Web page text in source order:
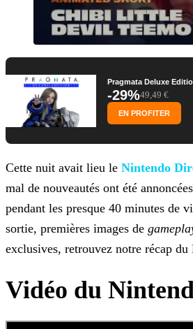
Pragmata Deluxe
-29%49,49 €
EN PROFITER
Cette nuit avait lieu le Nintendo
mal de nouveautés ont été
pendant les presque 40 minutes de
sortie, premières images de
exclusives, retrouvez notre récap
Vidéo du